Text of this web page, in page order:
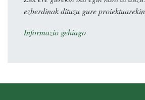
ezberdinak dituzu gure
Informazio gehiago